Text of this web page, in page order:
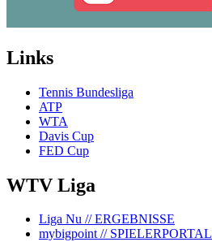
Links
Tennis Bundesliga
ATP
WTA
Davis Cup
FED Cup
WTV Liga
Liga Nu // ERGEBNISSE
mybigpoint// SPIELERPORTAL